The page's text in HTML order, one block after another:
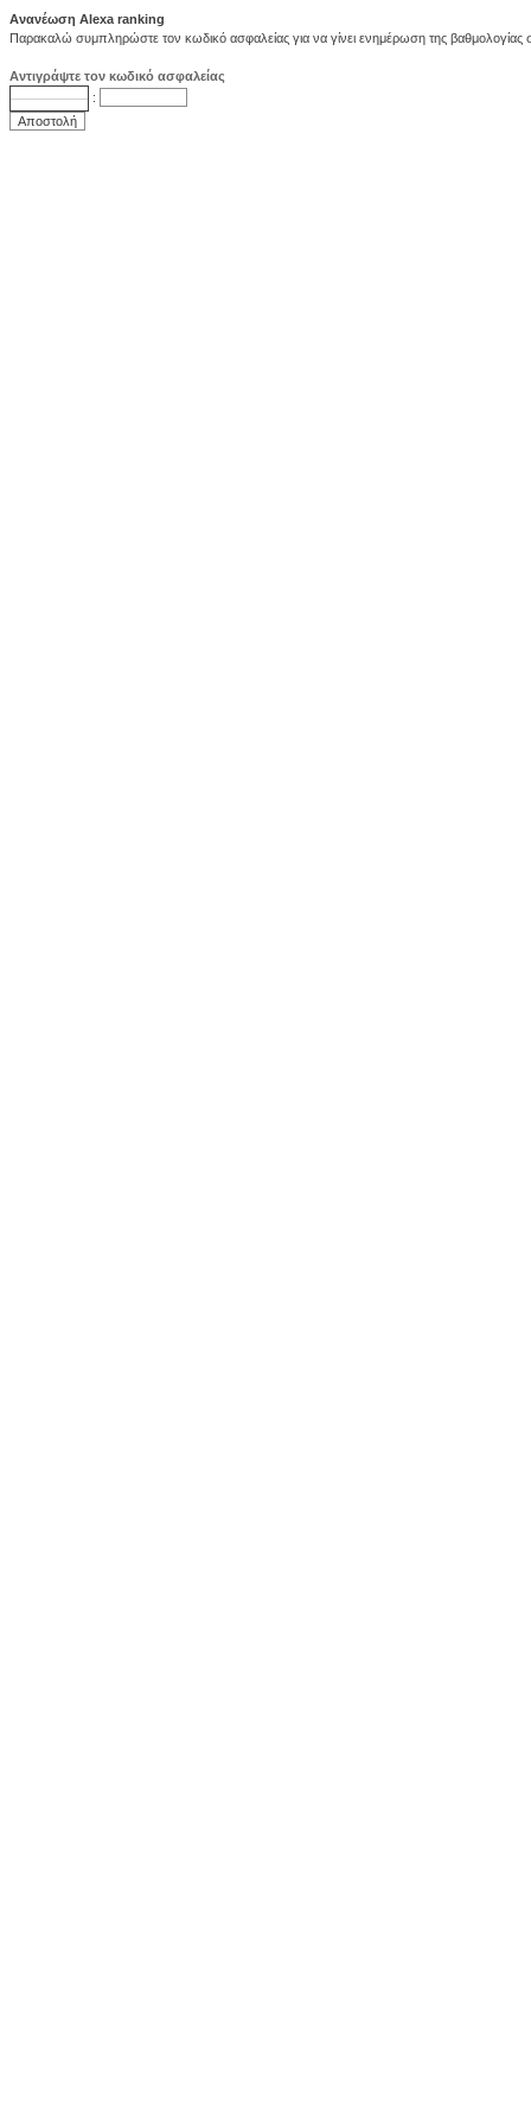
Ανανέωση Alexa ranking
Παρακαλώ συμπληρώστε τον κωδικό ασφαλείας για να γίνει ενημέρωση της βαθμολογίας
Αντιγράψτε τον κωδικό ασφαλείας
: